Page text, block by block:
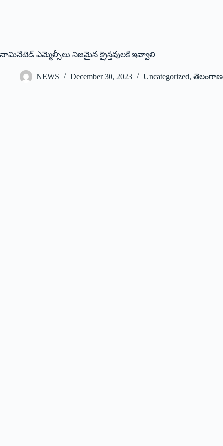
నామినేటెడ్ ఎమ్మెల్సీలు నిజమైన క్రైస్తవులకే ఇవ్వాలి
NEWS December 30, 2023 Uncategorized, తెలంగాణ